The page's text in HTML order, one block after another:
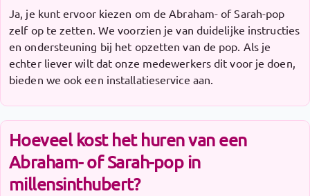
Ja, je kunt ervoor kiezen om de Abraham- of Sarah-pop
zelf op te zetten. We voorzien je van duidelijke instructies
en ondersteuning bij het opzetten van de pop. Als je
echter liever wilt dat onze medewerkers dit voor je doen,
bieden we ook een installatieservice aan.
Hoeveel kost het huren van een
Abraham- of Sarah-pop in
millensinthubert?